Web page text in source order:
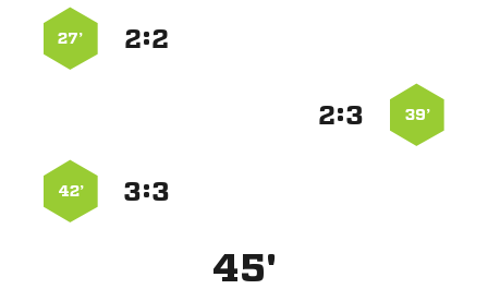
:
27’
39’
:
:
42’
45'